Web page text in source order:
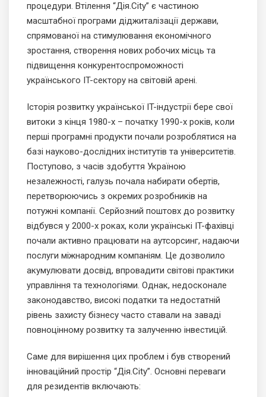
процедури. Втілення “Дія.City” є частиною
масштабної програми діджиталізації держави,
спрямованої на стимулювання економічного
зростання, створення нових робочих місць та
підвищення конкурентоспроможності
українського IT-сектору на світовій арені.
Історія розвитку української IT-індустрії бере свої
витоки з кінця 1980-х – початку 1990-х років, коли
перші програмні продукти почали розроблятися на
базі науково-дослідних інститутів та університетів.
Поступово, з часів здобуття Україною
незалежності, галузь почала набирати обертів,
перетворюючись з окремих розробників на
потужні компанії. Серйозний поштовх до розвитку
відбувся у 2000-х роках, коли українські IT-фахівці
почали активно працювати на аутсорсинг, надаючи
послуги міжнародним компаніям. Це дозволило
акумулювати досвід, впровадити світові практики
управління та технологіями. Однак, недосконале
законодавство, високі податки та недостатній
рівень захисту бізнесу часто ставали на заваді
повноцінному розвитку та залученню інвестицій.
Саме для вирішення цих проблем і був створений
інноваційний простір “Дія.City”. Основні переваги
для резидентів включають: